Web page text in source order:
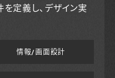
定義し、デザイン実
情報/画面設計